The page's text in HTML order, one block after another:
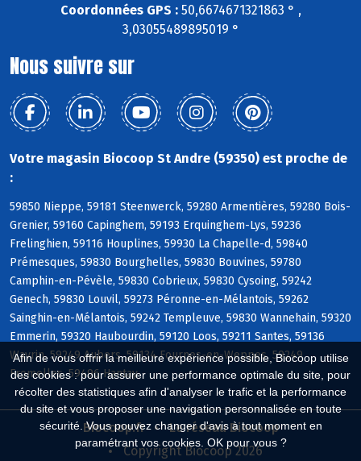
Afin de vous offrir la meilleure expérience possible, Biocoop utilise
des cookies : pour assurer une performance optimale du site, pour
récolter des statistiques afin d'analyser le trafic et la performance
du site et vous proposer une navigation personnalisée en toute
sécurité. Vous pouvez changer d'avis à tout moment en
paramétrant vos cookies. OK pour vous ?
Coordonnées GPS :50,6674671321863 ° ,
3,03055489895019 °
Nous suivre sur
Votre magasin Biocoop St Andre (59350) est proche de
:
59850 Nieppe, 59181 Steenwerck, 59280 Armentières, 59280 Bois-
Grenier, 59160 Capinghem, 59193 Erquinghem-Lys, 59236
Frelinghien, 59116 Houplines, 59930 La Chapelle-d, 59840
Prémesques, 59830 Bourghelles, 59830 Bouvines, 59780
Camphin-en-Pévèle, 59830 Cobrieux, 59830 Cysoing, 59242
Genech, 59830 Louvil, 59273 Péronne-en-Mélantois, 59262
Sainghin-en-Mélantois, 59242 Templeuve, 59830 Wannehain, 59320
Emmerin, 59320 Haubourdin, 59120 Loos, 59211 Santes, 59136
Wavrin, 59249 Aubers, 59134 Fournes-en-Weppes, 59249
Fromelles, 59496 Hantay
Biocoop.fr
Le réseau Biocoop
Copyright Biocoop 2026